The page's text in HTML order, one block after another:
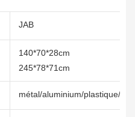
JAB
140*70*28cm
245*78*71cm
métal/aluminium/plastique/